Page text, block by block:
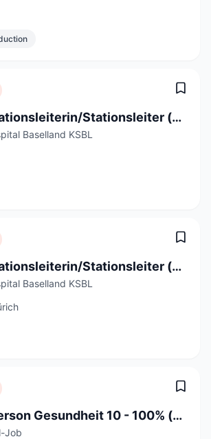
Stv. Stationsleiterin/Stationsleiter (a) 80-100%
Baselland KSBL
Stv. Stationsleiterin/Stationsleiter (a) 80-100%
Baselland KSBL
Fachperson Gesundheit 10 - 100% (m/w/d)
Job